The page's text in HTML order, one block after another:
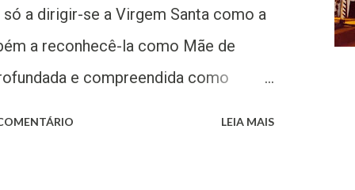
a dirigir-se a Virgem Santa como a
a reconhecê-la como Mãe de
e compreendida como
LEIA MAIS